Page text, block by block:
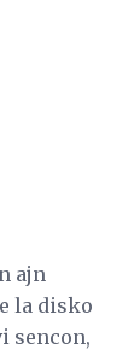
ajn
la disko
sencon,